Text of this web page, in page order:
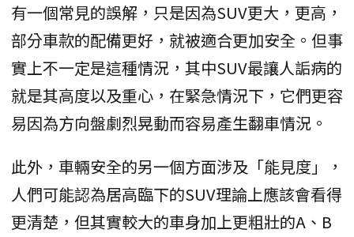
有一個常見的誤解，只是因為SUV更大，更高，
部分車款的配備更好，就被適合更加安全。但事
實上不一定是這種情況，其中SUV最讓人詬病的
就是其高度以及重心，在緊急情況下，它們更容
易因為方向盤劇烈晃動而容易產生翻車情況。
此外，車輛安全的另一個方面涉及「能見度」，
人們可能認為居高臨下的SUV理論上應該會看得
更清楚，但其實較大的車身加上更粗壯的A、B